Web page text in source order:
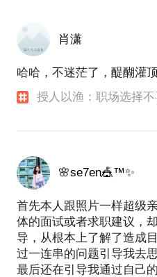
肖潇
哈哈，不迷茫了，醍醐灌
授人以渔：职场选择
🌸se7en🎪™✨
首先本人跟照片一样超级
体的面试或者求职建议，
导，从根本上了解了造成
过一连串的问题引导我去
最后还在引导我通过自己